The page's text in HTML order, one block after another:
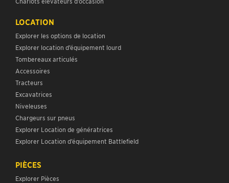
LOCATION
Explorer les options de location
Explorer location d’équipement lourd
Tombereaux articulés
Accessoires
Tracteurs
Excavatrices
Niveleuses
Chargeurs sur pneus
Explorer Location de génératrices
Explorer Location d’équipement Battlefield
PIÈCES
Explorer Pièces